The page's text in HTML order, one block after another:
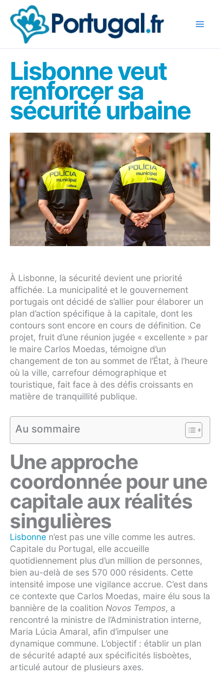
contenu
Lisbonne veut
renforcer sa
sécurité urbaine
À Lisbonne, la sécurité devient une priorité
affichée. La municipalité et le gouvernement
portugais ont décidé de s’allier pour élaborer un
plan d’action spécifique à la capitale, dont les
contours sont encore en cours de définition. Ce
projet, fruit d’une réunion jugée « excellente » par
le maire Carlos Moedas, témoigne d’un
changement de ton au sommet de l’État, à l’heure
où la ville, carrefour démographique et
touristique, fait face à des défis croissants en
matière de tranquillité publique.
Au sommaire
Une approche
coordonnée pour une
capitale aux réalités
singulières
Lisbonne n’est pas une ville comme les autres.
Capitale du Portugal, elle accueille
quotidiennement plus d’un million de personnes,
bien au-delà de ses 570 000 résidents. Cette
intensité impose une vigilance accrue. C’est dans
ce contexte que Carlos Moedas, maire élu sous la
bannière de la coalition Novos Tempos, a
rencontré la ministre de l’Administration interne,
Maria Lúcia Amaral, afin d’impulser une
dynamique commune. L’objectif : établir un plan
de sécurité adapté aux spécificités lisboètes,
articulé autour de plusieurs axes.